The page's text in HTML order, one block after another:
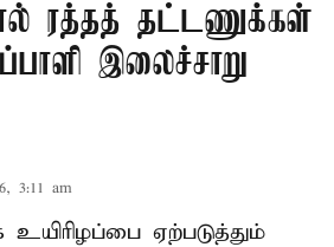
ரத்தத் தட்டணுக்கள்
இலைச்சாறு
3:11 am
ஏற்படுத்தும்